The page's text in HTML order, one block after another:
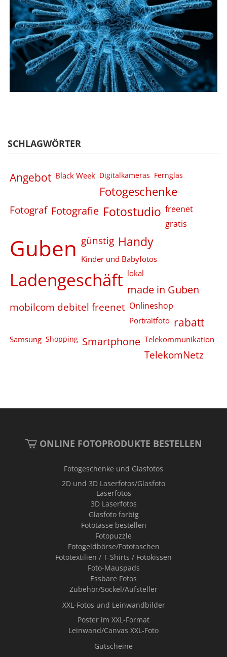
SCHLAGWÖRTER
Angebot Black Week Digitalkameras Fernglas
Fotogeschenke
Fotograf Fotografie Fotostudio freenet
gratis
Guben günstig Handy
Kinder und Babyfotos
Ladengeschäft lokal
made in Guben
mobilcom debitel freenet Onlineshop
Portraitfoto rabatt
Samsung Shopping Smartphone Telekommunikation
TelekomNetz
ONLINE FOTOPRODUKTE BESTELLEN
Fotogeschenke und Glasfotos
2D und 3D Laserfotos/Glasfoto
Laserfotos
3D Laserfotos
Glasfoto farbig
Fototasse bestellen
Fotopuzzle
Fotogeldbörse/Fototaschen
Fototextilien / T-Shirts / Fotokissen
Foto-Mauspads
Essbare Fotos
Zubehör/Sockel/Aufsteller
XXL-Fotos und Leinwandbilder
Poster im XXL-Format
Leinwand/Canvas XXL-Foto
Gutscheine